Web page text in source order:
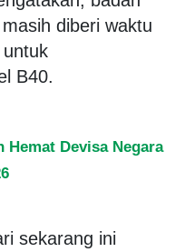
diberi waktu
B40.
Devisa Negara
sekarang ini